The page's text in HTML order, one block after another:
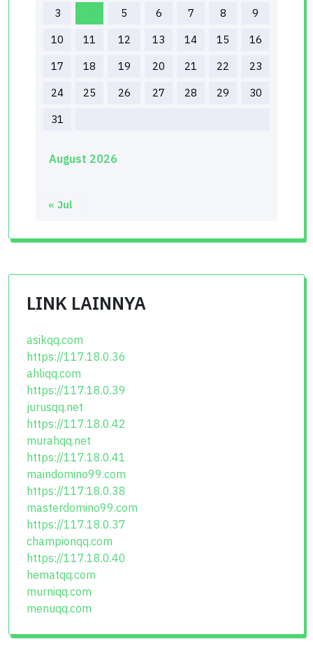
August 2026
3
5 6 7 8
9
10
11 12 13 14 15
16
17
18 19 20 21 22
23
24
25 26 27 28 29
30
31
« Jul
LINK LAINNYA
asikqq.com
https://117.18.0.36
ahliqq.com
https://117.18.0.39
jurusqq.net
https://117.18.0.42
murahqq.net
https://117.18.0.41
maindomino99.com
https://117.18.0.38
masterdomino99.com
https://117.18.0.37
championqq.com
https://117.18.0.40
hematqq.com
murniqq.com
menuqq.com